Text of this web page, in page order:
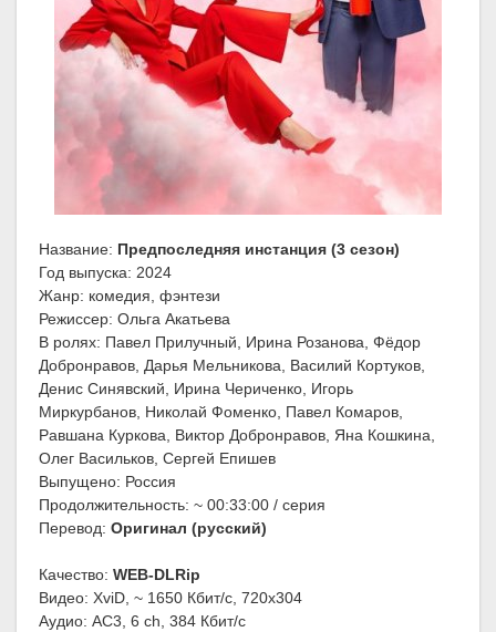
Название: Предпоследняя инстанция (3 сезон)
Год выпуска: 2024
Жанр: комедия, фэнтези
Режиссер: Ольга Акатьева
В ролях: Павел Прилучный, Ирина Розанова, Фёдор
Добронравов, Дарья Мельникова, Василий Кортуков,
Денис Синявский, Ирина Чериченко, Игорь
Миркурбанов, Николай Фоменко, Павел Комаров,
Равшана Куркова, Виктор Добронравов, Яна Кошкина,
Олег Васильков, Сергей Епишев
Выпущено: Россия
Продолжительность: ~ 00:33:00 / серия
Перевод: Оригинал (русский)
Качество: WEB-DLRip
Видео: XviD, ~ 1650 Кбит/с, 720x304
Аудио: AC3, 6 ch, 384 Кбит/с